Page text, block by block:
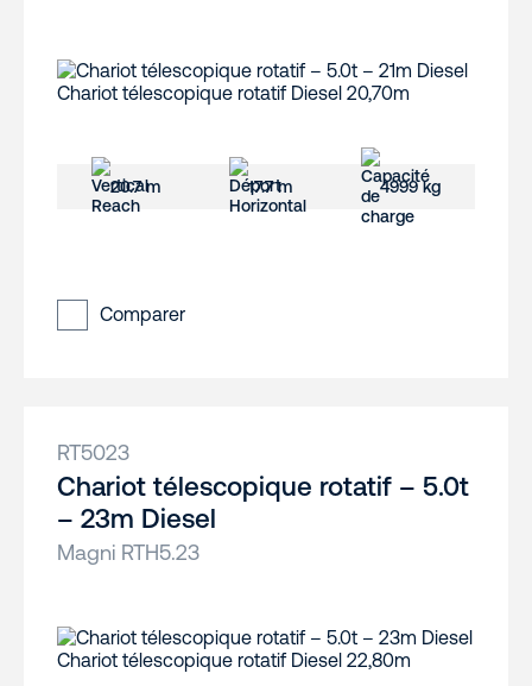
20.7 m 17.7 m 4999 kg
Comparer
RT5023
Chariot télescopique rotatif – 5.0t
– 23m Diesel
Magni RTH5.23